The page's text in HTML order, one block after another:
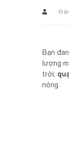
Bạn
lượng
trời,
nóng.